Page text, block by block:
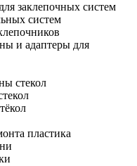
заклепочных систем
систем
и адаптеры для
стекол
пластика